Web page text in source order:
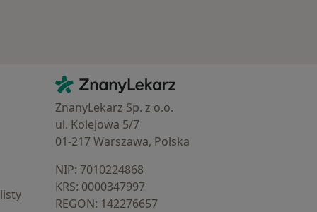
Kontakt
ZnanyLekarz - Strona główna
ZnanyLekarz Sp. z o.o.
ul. Kolejowa 5/7
01-217 Warszawa, Polska
NIP: ⁠7010224868
KRS: ⁠0000347997
REGON: ⁠142276657